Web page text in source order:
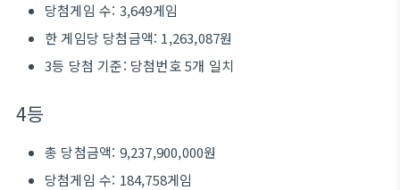
당첨게임 수: 3,649게임
한 게임당 당첨금액: 1,263,087원
3등 당첨 기준: 당첨번호 5개 일치
4등
총 당첨금액: 9,237,900,000원
당첨게임 수: 184,758게임